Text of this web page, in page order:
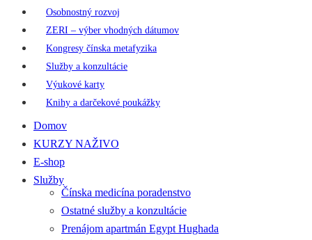
Osobnostný rozvoj
ZERI – výber vhodných dátumov
Kongresy čínska metafyzika
Služby a konzultácie
Výukové karty
Knihy a darčekové poukážky
Domov
KURZY NAŽIVO
E-shop
Služby
Čínska medicína poradenstvo
Ostatné služby a konzultácie
Prenájom apartmán Egypt Hughada